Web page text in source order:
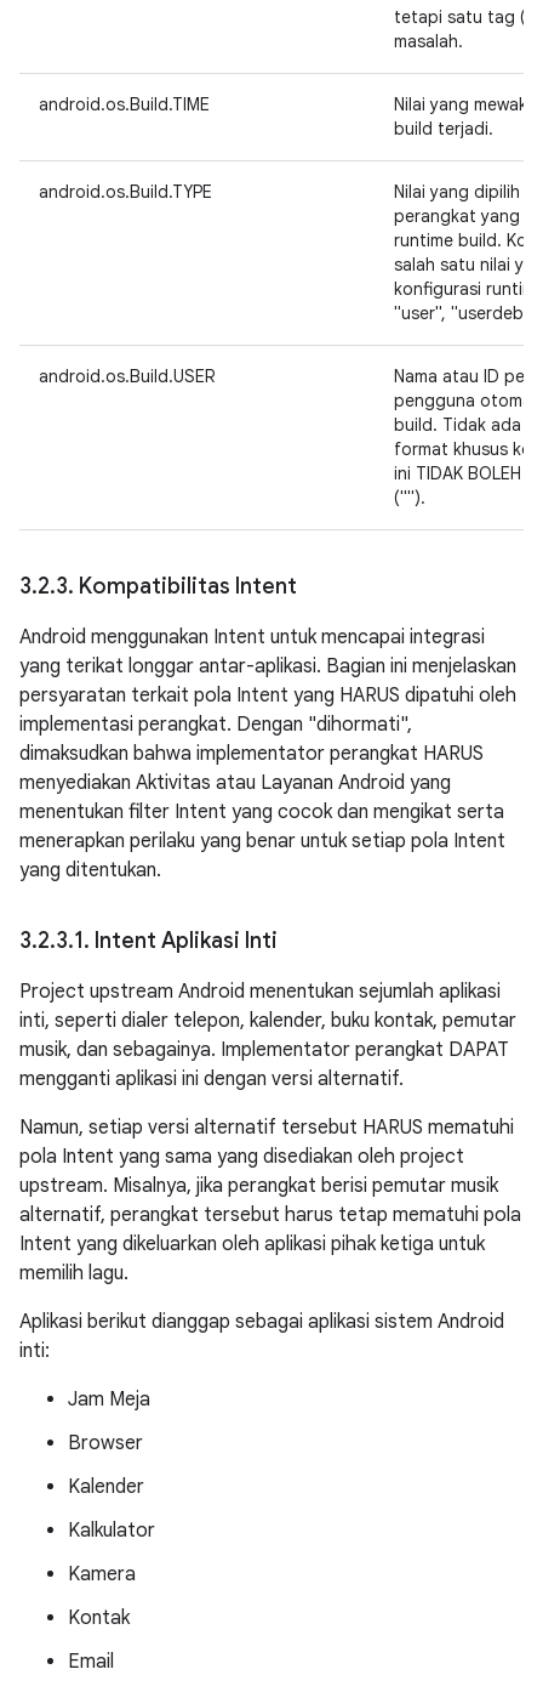
tetapi satu tag
masalah.
android.os.Build.TIME
Nilai yang
build terjadi.
android.os.Build.TYPE
Nilai yang dipilih
perangkat yang
runtime build.
salah satu nilai
konfigurasi
"user",
android.os.Build.USER
Nama atau ID
pengguna
build. Tidak ada
format khusus
ini TIDAK BOLEH
("").
3.2.3. Kompatibilitas Intent
Android menggunakan Intent untuk mencapai integrasi
yang terikat longgar antar-aplikasi. Bagian ini menjelaskan
persyaratan terkait pola Intent yang HARUS dipatuhi oleh
implementasi perangkat. Dengan "dihormati",
dimaksudkan bahwa implementator perangkat HARUS
menyediakan Aktivitas atau Layanan Android yang
menentukan filter Intent yang cocok dan mengikat serta
menerapkan perilaku yang benar untuk setiap pola Intent
yang ditentukan.
3.2.3.1. Intent Aplikasi Inti
Project upstream Android menentukan sejumlah aplikasi
inti, seperti dialer telepon, kalender, buku kontak, pemutar
musik, dan sebagainya. Implementator perangkat DAPAT
mengganti aplikasi ini dengan versi alternatif.
Namun, setiap versi alternatif tersebut HARUS mematuhi
pola Intent yang sama yang disediakan oleh project
upstream. Misalnya, jika perangkat berisi pemutar musik
alternatif, perangkat tersebut harus tetap mematuhi pola
Intent yang dikeluarkan oleh aplikasi pihak ketiga untuk
memilih lagu.
Aplikasi berikut dianggap sebagai aplikasi sistem Android
inti:
Jam Meja
Browser
Kalender
Kalkulator
Kamera
Kontak
Email